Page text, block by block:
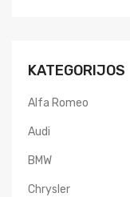
KATEGORIJOS
Alfa Romeo
Audi
BMW
Chrysler